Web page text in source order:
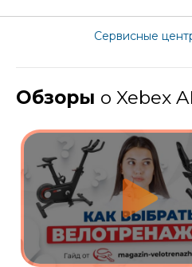
Сервисные
Обзоры о Xebex